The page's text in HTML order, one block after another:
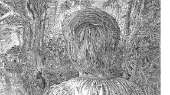
NACHRICHTEN
UNS | KONTAKT
EN
HU